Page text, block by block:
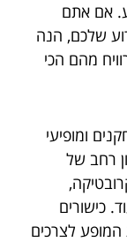
אם אתם
שלכם, הנה
מהם הכי
ומופיעי
רחב של
כישורים
לצרכים